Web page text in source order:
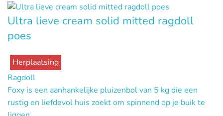
Ultra lieve cream solid mitted ragdoll
poes
Herplaatsing
Ragdoll
Foxy is een aanhankelijke pluizenbol van 5 kg die een
rustig en liefdevol huis zoekt om spinnend op je buik te